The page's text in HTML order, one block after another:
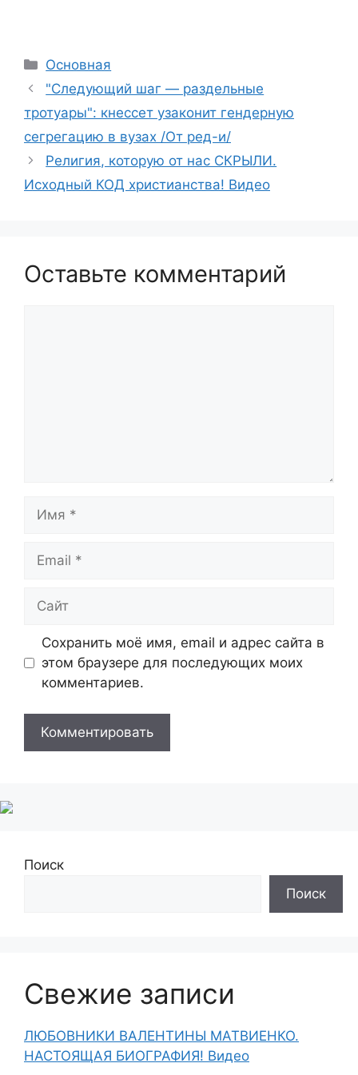
Рубрики
Основная
"Следующий шаг — раздельные
тротуары": кнессет узаконит гендерную
сегрегацию в вузах /От ред-и/
Религия, которую от нас СКРЫЛИ.
Исходный КОД христианства! Видео
Оставьте комментарий
Имя
Email
Сайт
Сохранить моё имя, email и адрес сайта в
этом браузере для последующих моих
комментариев.
Поиск
Поиск
Свежие записи
ЛЮБОВНИКИ ВАЛЕНТИНЫ МАТВИЕНКО.
НАСТОЯЩАЯ БИОГРАФИЯ! Видео